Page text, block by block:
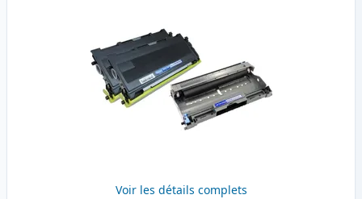
Voir les détails complets